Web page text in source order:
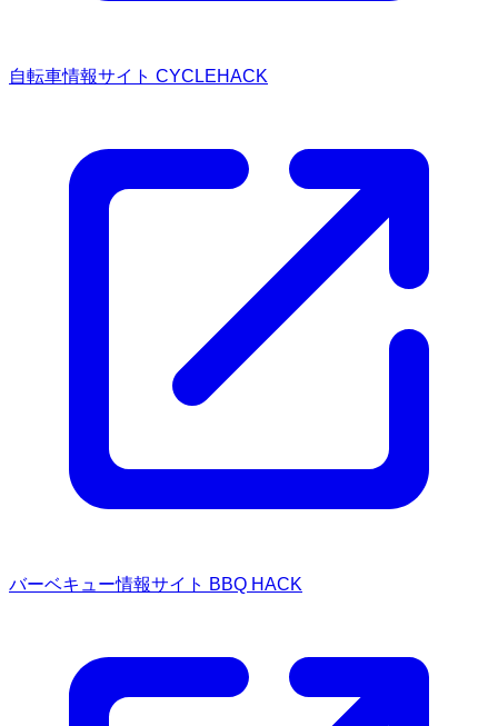
自転車情報サイト CYCLEHACK
バーベキュー情報サイト BBQ HACK